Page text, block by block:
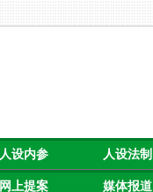
人设内参 人设法制
网上提案 媒体报道